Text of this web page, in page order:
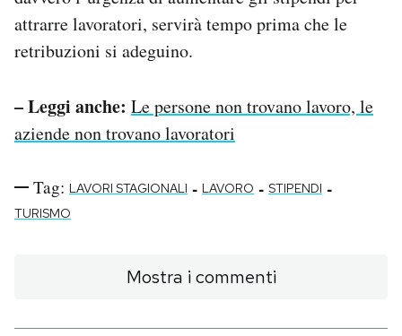
attrarre lavoratori, servirà tempo prima che le
retribuzioni si adeguino.
– Leggi anche: Le persone non trovano lavoro, le
aziende non trovano lavoratori
Tag: LAVORI STAGIONALI - LAVORO - STIPENDI -
TURISMO
Mostra i commenti